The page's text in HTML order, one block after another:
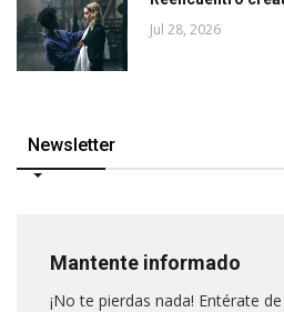
Jul 28, 2026
Newsletter
Mantente informado
¡No te pierdas nada! Entérate